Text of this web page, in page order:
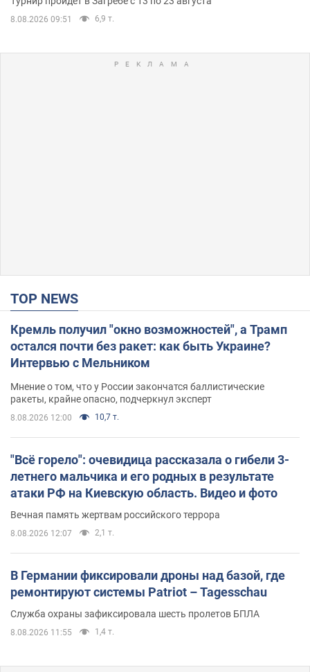
8.08.2026 09:51 6,9 т.
TOP NEWS
Кремль получил "окно возможностей", а Трамп
остался почти без ракет: как быть Украине?
Интервью с Мельником
Мнение о том, что у России закончатся баллистические
ракеты, крайне опасно, подчеркнул эксперт
8.08.2026 12:00 10,7 т.
"Всё горело": очевидица рассказала о гибели 3-
летнего мальчика и его родных в результате
атаки РФ на Киевскую область. Видео и фото
Вечная память жертвам российского террора
8.08.2026 12:07 2,1 т.
В Германии фиксировали дроны над базой, где
ремонтируют системы Patriot – Tagesschau
Служба охраны зафиксировала шесть пролетов БПЛА
8.08.2026 11:55 1,4 т.